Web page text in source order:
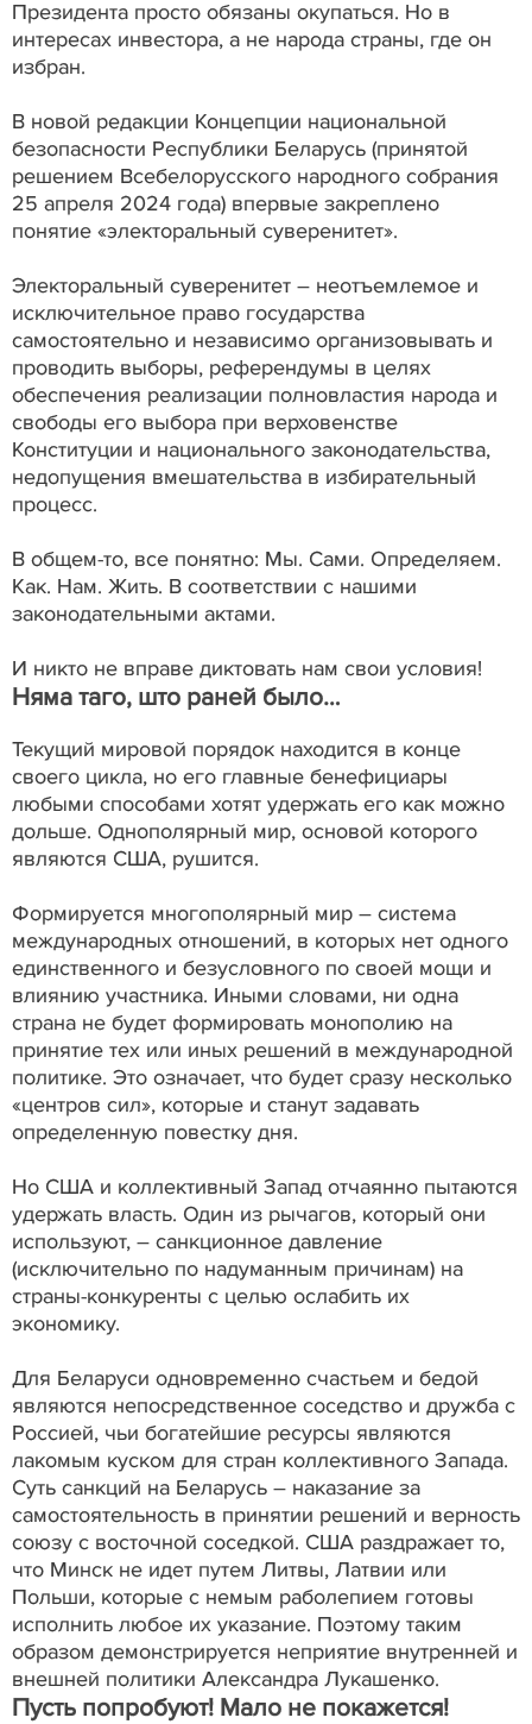
Президента просто обязаны окупаться. Но в
интересах инвестора, а не народа страны, где он
избран.
В новой редакции Концепции национальной
безопасности Республики Беларусь (принятой
решением Всебелорусского народного собрания
25 апреля 2024 года) впервые закреплено
понятие «электоральный суверенитет».
Электоральный суверенитет – неотъемлемое и
исключительное право государства
самостоятельно и независимо организовывать и
проводить выборы, референдумы в целях
обеспечения реализации полновластия народа и
свободы его выбора при верховенстве
Конституции и национального законодательства,
недопущения вмешательства в избирательный
процесс.
В общем-то, все понятно: Мы. Сами. Определяем.
Как. Нам. Жить. В соответствии с нашими
законодательными актами.
И никто не вправе диктовать нам свои условия!
Няма таго, што раней было…
Текущий мировой порядок находится в конце
своего цикла, но его главные бенефициары
любыми способами хотят удержать его как можно
дольше. Однополярный мир, основой которого
являются США, рушится.
Формируется многополярный мир – система
международных отношений, в которых нет одного
единственного и безусловного по своей мощи и
влиянию участника. Иными словами, ни одна
страна не будет формировать монополию на
принятие тех или иных решений в международной
политике. Это означает, что будет сразу несколько
«центров сил», которые и станут задавать
определенную повестку дня.
Но США и коллективный Запад отчаянно пытаются
удержать власть. Один из рычагов, который они
используют, – санкционное давление
(исключительно по надуманным причинам) на
страны-конкуренты с целью ослабить их
экономику.
Для Беларуси одновременно счастьем и бедой
являются непосредственное соседство и дружба с
Россией, чьи богатейшие ресурсы являются
лакомым куском для стран коллективного Запада.
Суть санкций на Беларусь – наказание за
самостоятельность в принятии решений и верность
союзу с восточной соседкой. США раздражает то,
что Минск не идет путем Литвы, Латвии или
Польши, которые с немым раболепием готовы
исполнить любое их указание. Поэтому таким
образом демонстрируется неприятие внутренней и
внешней политики Александра Лукашенко.
Пусть попробуют! Мало не покажется!